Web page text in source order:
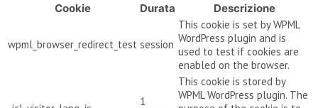
Cookie
Durata Descrizione
wpml_browser_redirect_test session
This cookie is set by WPML
WordPress plugin and is
used to test if cookies are
enabled on the browser.
1
This cookie is stored by
WPML WordPress plugin. The